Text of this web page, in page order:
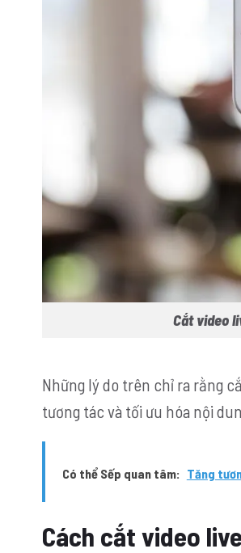
Cắt video
Những lý do trên chỉ ra rằng
tương tác và tối ưu hóa nội
Có thể Sếp quan tâm: Tăng
Cách cắt video